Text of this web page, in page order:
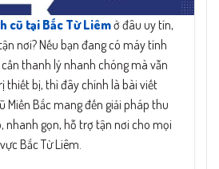
cũ tại Bắc Từ Liêmở đâu uy tín,
nơi? Nếu bạn đang có máy tính
thanh lý nhanh chóng mà vẫn
thiết bị, thì đây chính là bài viết
Miền Bắc mang đến giải pháp thu
nhanh gọn, hỗ trợ tận nơi cho mọi
Bắc Từ Liêm.